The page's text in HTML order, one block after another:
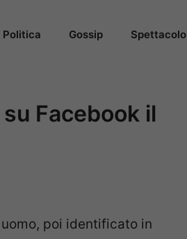
Politica Gossip Spettacolo
Facebook il
poi identificato in